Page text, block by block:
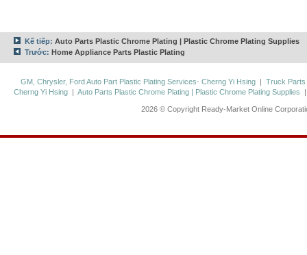
Kế tiếp: Auto Parts Plastic Chrome Plating | Plastic Chrome Plating Supplies
Trước: Home Appliance Parts Plastic Plating
GM, Chrysler, Ford Auto Part Plastic Plating Services- Cherng Yi Hsing | Truck Parts
Cherng Yi Hsing |Auto Parts Plastic Chrome Plating | Plastic Chrome Plating Supplies
2026 © Copyright Ready-Market Online